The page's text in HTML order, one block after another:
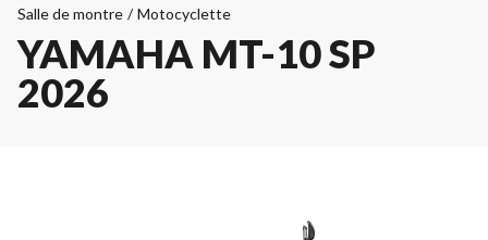
Salle de montre / Motocyclette
YAMAHA MT-10 SP
2026